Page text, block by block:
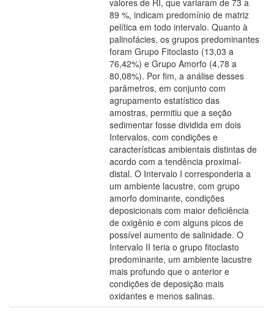
valores de RI, que variaram de 73 a
89 %, indicam predomínio de matriz
pelítica em todo intervalo. Quanto à
palinofácies, os grupos predominantes
foram Grupo Fitoclasto (13,03 a
76,42%) e Grupo Amorfo (4,78 a
80,08%). Por fim, a análise desses
parâmetros, em conjunto com
agrupamento estatístico das
amostras, permitiu que a seção
sedimentar fosse dividida em dois
Intervalos, com condições e
características ambientais distintas de
acordo com a tendência proximal-
distal. O Intervalo I corresponderia a
um ambiente lacustre, com grupo
amorfo dominante, condições
deposicionais com maior deficiência
de oxigênio e com alguns picos de
possível aumento de salinidade. O
Intervalo II teria o grupo fitoclasto
predominante, um ambiente lacustre
mais profundo que o anterior e
condições de deposição mais
oxidantes e menos salinas.